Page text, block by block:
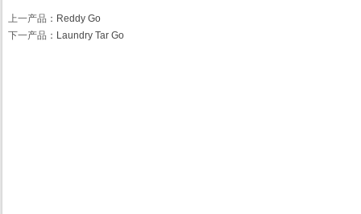
上一产品 ： Reddy Go
下一产品 ： Laundry Tar Go